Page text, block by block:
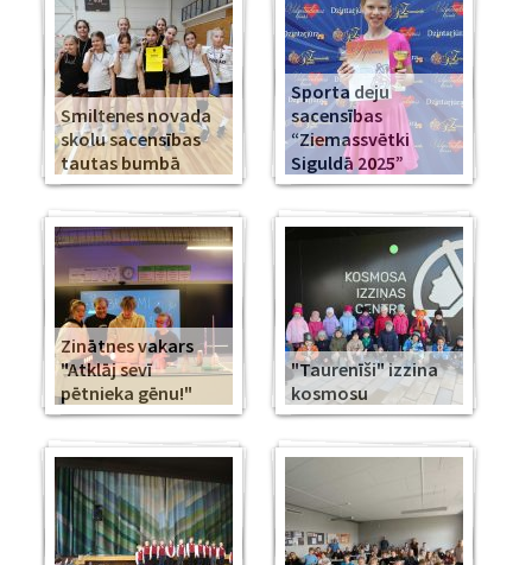
Smiltenes novada
skolu sacensības
tautas bumbā
Sporta deju
sacensības
“Ziemassvētki
Siguldā 2025”
Zinātnes vakars
"Atklāj sevī
pētnieka gēnu!"
"Taurenīši" izzina
kosmosu